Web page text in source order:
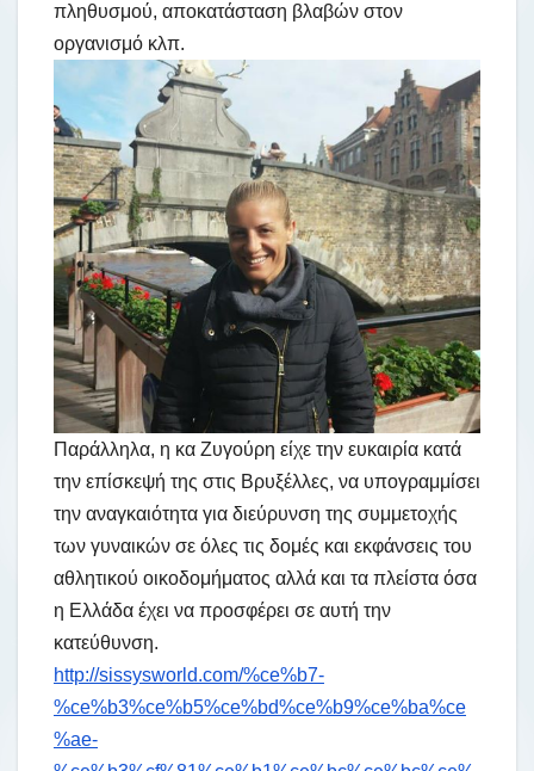
πληθυσμού, αποκατάσταση βλαβών στον
οργανισμό κλπ.
Παράλληλα, η κα Ζυγούρη είχε την ευκαιρία κατά
την επίσκεψή της στις Βρυξέλλες, να υπογραμμίσει
την αναγκαιότητα για διεύρυνση της συμμετοχής
των γυναικών σε όλες τις δομές και εκφάνσεις του
αθλητικού οικοδομήματος αλλά και τα πλείστα όσα
η Ελλάδα έχει να προσφέρει σε αυτή την
κατεύθυνση.
http://sissysworld.com/%ce%b7-
%ce%b3%ce%b5%ce%bd%ce%b9%ce%ba%ce
%ae-